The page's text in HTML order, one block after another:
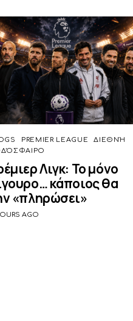
PREMIER LEAGUE
ΔΙΕΘΝΉ
Λιγκ: Το μόνο
κάποιος θα
«πληρώσει»
AGO